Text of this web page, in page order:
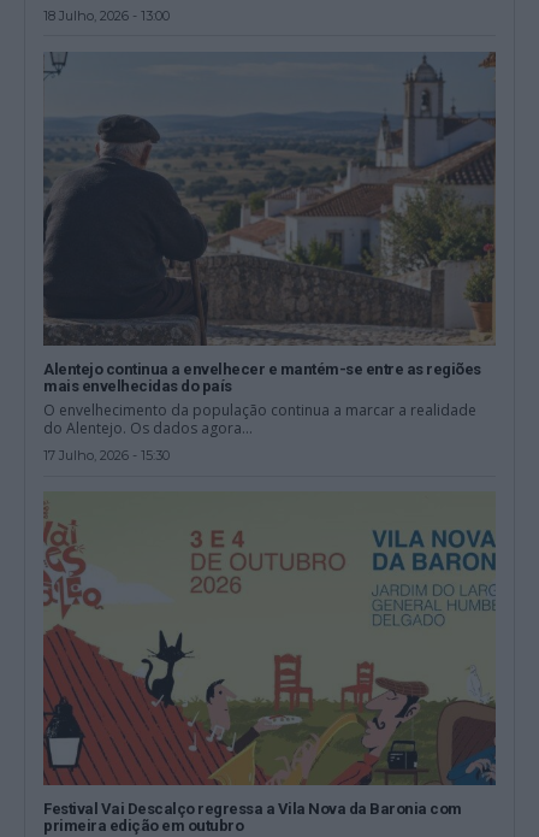
18 Julho, 2026 - 13:00
Alentejo continua a envelhecer e mantém-se entre as regiões
mais envelhecidas do país
O envelhecimento da população continua a marcar a realidade
do Alentejo. Os dados agora...
17 Julho, 2026 - 15:30
Festival Vai Descalço regressa a Vila Nova da Baronia com
primeira edição em outubro